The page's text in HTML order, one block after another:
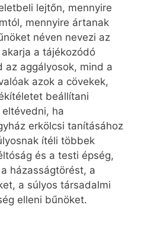
lejtőn, mennyire
mennyire ártanak
néven nevezi az
a tájékozódó
az aggályosok, mind a
azok a cövekek,
beállítani
ha
erkölcsi tanításához
ítéli többek
és a testi épség,
házasságtörést, a
a súlyos társadalmi
elleni bűnöket.